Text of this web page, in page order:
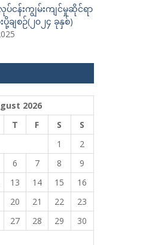
ပ်ငန်းကျွမ်းကျင်မှုဆိုင်ရာ
ပို့ချစဉ်(၂၀၂၄ ခုနှစ်)
2026
T F S
S
1
2
6 7 8
9
13 14 15
16
20 21 22
23
27 28 29
30